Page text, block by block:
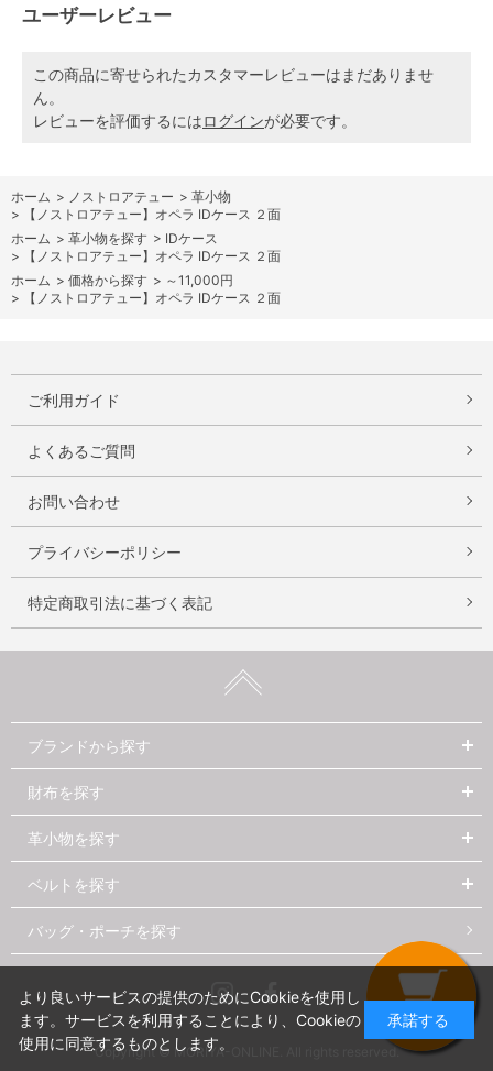
ユーザーレビュー
この商品に寄せられたカスタマーレビューはまだありませ
ん。
レビューを評価するにはログインが必要です。
ホーム > ノストロアテュー > 革小物
>
【ノストロアテュー】オペラ IDケース ２面
ホーム > 革小物を探す > IDケース
>
【ノストロアテュー】オペラ IDケース ２面
ホーム > 価格から探す > ～11,000円
>
【ノストロアテュー】オペラ IDケース ２面
ご利用ガイド
よくあるご質問
お問い合わせ
プライバシーポリシー
特定商取引法に基づく表記
ブランドから探す
財布を探す
革小物を探す
ベルトを探す
バッグ・ポーチを探す
InstagramFacebook
Copyright © MORIYA-ONLINE. All rights reserved.
より良いサービスの提供のためにCookieを使用し
ます。サービスを利用することにより、Cookieの
使用に同意するものとします。
承諾する